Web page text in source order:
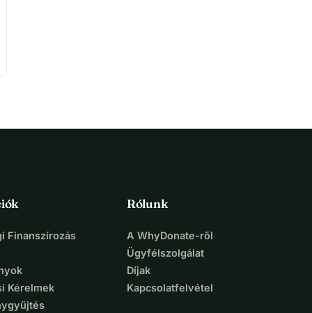
Finanszírozás
Kérelmek
Rólunk
A WhyDonate-ről
Ügyfélszolgálat
Díjak
Kapcsolatfelvétel